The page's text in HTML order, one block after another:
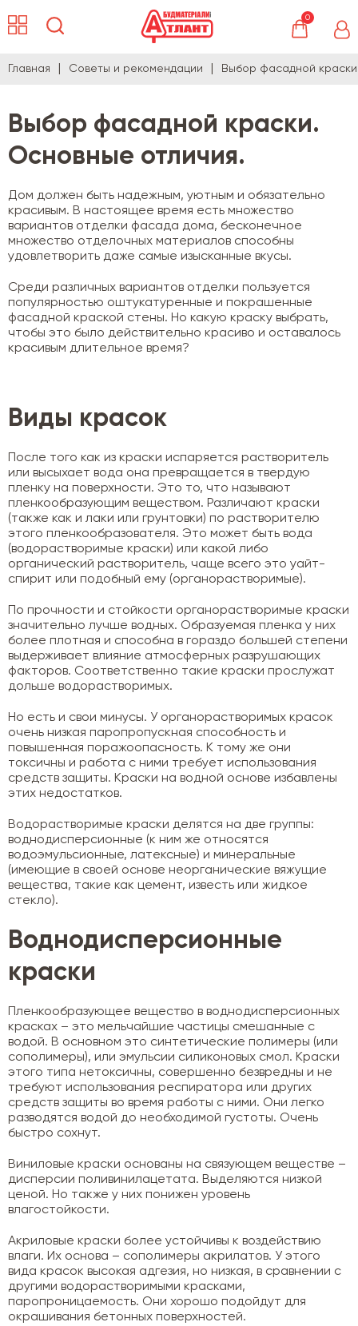
0
Главная Советы и рекомендации Выбор фасадной
Выбор фасадной краски.
Основные отличия.
Дом должен быть надежным, уютным и обязательно
красивым. В настоящее время есть множество
вариантов отделки фасада дома, бесконечное
множество отделочных материалов способны
удовлетворить даже самые изысканные вкусы.
Среди различных вариантов отделки пользуется
популярностью оштукатуренные и покрашенные
фасадной краской стены. Но какую краску выбрать,
чтобы это было действительно красиво и оставалось
красивым длительное время?
Виды красок
После того как из краски испаряется растворитель
или высыхает вода она превращается в твердую
пленку на поверхности. Это то, что называют
пленкообразующим веществом. Различают краски
(также как и лаки или грунтовки) по растворителю
этого пленкообразователя. Это может быть вода
(водорастворимые краски) или какой либо
органический растворитель, чаще всего это уайт-
спирит или подобный ему (органорастворимые).
По прочности и стойкости органорастворимые краски
значительно лучше водных. Образуемая пленка у них
более плотная и способна в гораздо большей степени
выдерживает влияние атмосферных разрушающих
факторов. Соответственно такие краски прослужат
дольше водорастворимых.
Но есть и свои минусы. У органорастворимых красок
очень низкая паропропускная способность и
повышенная поражоопасность. К тому же они
токсичны и работа с ними требует использования
средств защиты. Краски на водной основе избавлены
этих недостатков.
Водорастворимые краски делятся на две группы:
воднодисперсионные (к ним же относятся
водоэмульсионные, латексные) и минеральные
(имеющие в своей основе неорганические вяжущие
вещества, такие как цемент, известь или жидкое
стекло).
Воднодисперсионные
краски
Пленкообразующее вещество в воднодисперсионных
красках – это мельчайшие частицы смешанные с
водой. В основном это синтетические полимеры (или
сополимеры), или эмульсии силиконовых смол. Краски
этого типа нетоксичны, совершенно безвредны и не
требуют использования респиратора или других
средств защиты во время работы с ними. Они легко
разводятся водой до необходимой густоты. Очень
быстро сохнут.
Виниловые краски основаны на связующем веществе –
дисперсии поливинилацетата. Выделяются низкой
ценой. Но также у них понижен уровень
влагостойкости.
Акриловые краски более устойчивы к воздействию
влаги. Их основа – сополимеры акрилатов. У этого
вида красок высокая адгезия, но низкая, в сравнении с
другими водорастворимыми красками,
паропроницаемость. Они хорошо подойдут для
окрашивания бетонных поверхностей.